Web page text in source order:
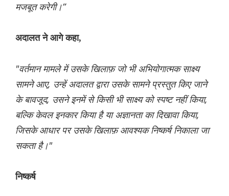
मजबूत करेगी।”
अदालत ने आगे कहा,
"वर्तमान मामले में उसके खिलाफ़ जो भी अभियोगात्मक साक्ष्य
सामने आए, उन्हें अदालत द्वारा उसके सामने प्रस्तुत किए जाने
के बावजूद, उसने इनमें से किसी भी साक्ष्य को स्पष्ट नहीं किया,
बल्कि केवल इनकार किया है या अज्ञानता का दिखावा किया,
जिसके आधार पर उसके खिलाफ़ आवश्यक निष्कर्ष निकाला जा
सकता है।"
निष्कर्ष